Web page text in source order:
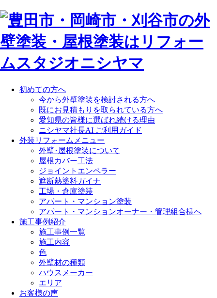
初めての方へ
今から外壁塗装を検討される方へ
既にお見積もりを取られている方へ
愛知県の皆様に選ばれ続ける理由
ニシヤマ社長AI ご利用ガイド
外装リフォームメニュー
外壁･屋根塗装について
屋根カバー工法
ジョイントエンペラー
遮断熱塗料ガイナ
工場・倉庫塗装
アパート・マンション塗装
アパート・マンションオーナー・管理組合様へ
施工事例紹介
施工事例一覧
施工内容
色
外壁材の種類
ハウスメーカー
エリア
お客様の声